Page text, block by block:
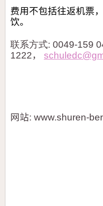
费用不包括往返机票
饮。
联系方式: 0049-159
1222，
网站: www.shuren-